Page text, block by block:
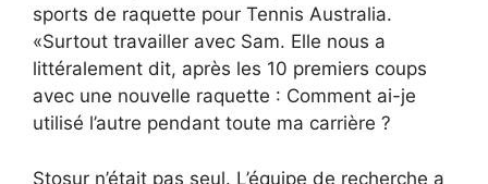
sports de raquette pour Tennis Australia.
«Surtout travailler avec Sam. Elle nous a
littéralement dit, après les 10 premiers coups
avec une nouvelle raquette : Comment ai-je
utilisé l’autre pendant toute ma carrière ?
Stosur n’était pas seul. L’équipe de recherche a